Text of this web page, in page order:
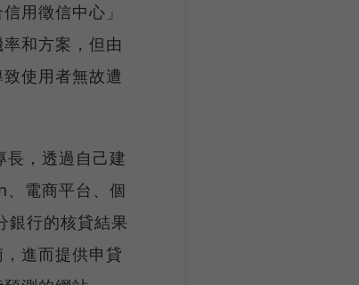
用徵信中心」
和方案，但由
使用者無故遭
，透過自己建
電商平台、個
銀行的核貸結果
進而提供申貸